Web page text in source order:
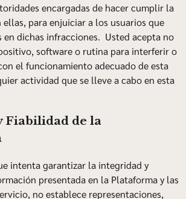
encargadas de hacer cumplir la
ellas, para enjuiciar a los usuarios que
en dichas infracciones. Usted acepta no
software o rutina para interferir o
el funcionamiento adecuado de esta
actividad que se lleve a cabo en esta
Fiabilidad de la
intenta garantizar la integridad y
presentada en la Plataforma y las
no establece representaciones,